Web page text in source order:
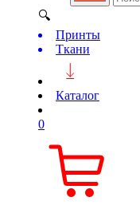
🔍
Принты
Ткани
Каталог
0